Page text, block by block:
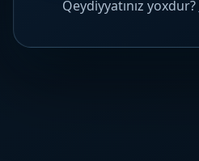
Qeydiyyatınız yoxdur?